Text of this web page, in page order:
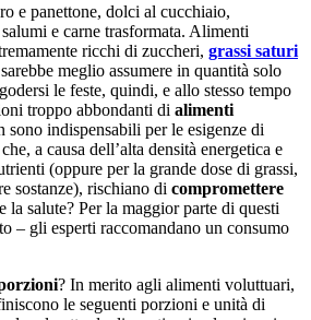
e panettone, dolci al cucchiaio,
e carne trasformata. Alimenti
ricchi di zuccheri, grassi saturi
meglio assumere in quantità solo
le feste, quindi, e allo stesso tempo
troppo abbondanti di alimenti
sono indispensabili per le esigenze di
a causa dell’alta densità energetica e
(oppure per la grande dose di grassi,
sostanze), rischiano di compromettere
e la salute? Per la maggior parte di questi
– gli esperti raccomandano un consumo
? In merito agli alimenti voluttuari,
le seguenti porzioni e unità di